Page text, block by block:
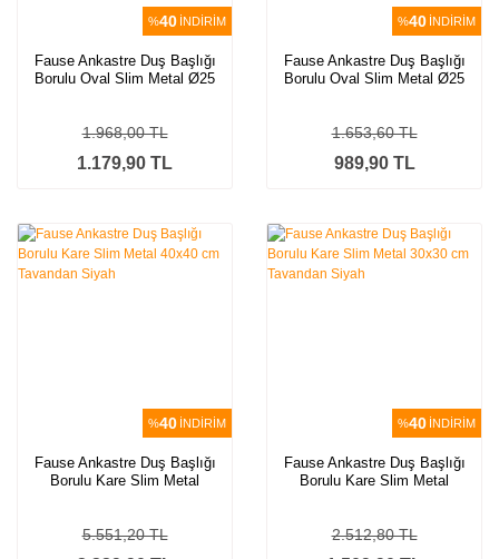
%40 İNDİRİM
Fause Ankastre Duş Başlığı
Borulu Oval Slim Metal Ø25
1.179,90 TL
1.968,00 TL
%40 İNDİRİM
Fause Ankastre Duş Başlığı
Borulu Oval Slim Metal Ø25
989,90 TL
1.653,60 TL
%40 İNDİRİM
Fause Ankastre Duş Başlığı
Borulu Kare Slim Metal
5.551,20 TL
%40 İNDİRİM
Fause Ankastre Duş Başlığı
Borulu Kare Slim Metal
2.512,80 TL